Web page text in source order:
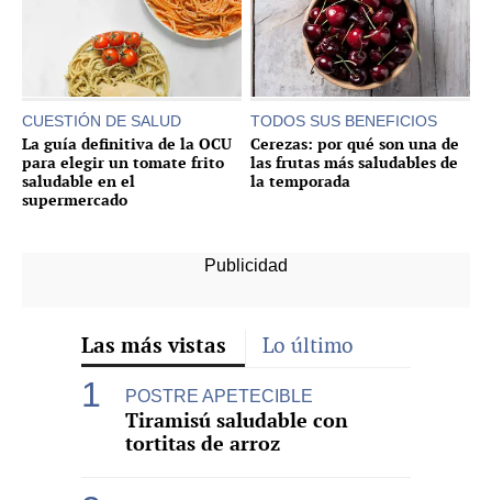
CUESTIÓN DE SALUD
La guía definitiva de la OCU
para elegir un tomate frito
saludable en el
supermercado
TODOS SUS BENEFICIOS
Cerezas: por qué son una de
las frutas más saludables de
la temporada
Las más vistas Lo último
POSTRE APETECIBLE
Tiramisú saludable con
tortitas de arroz